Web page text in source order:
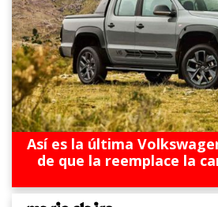
Así es la última
de que la reemplace la